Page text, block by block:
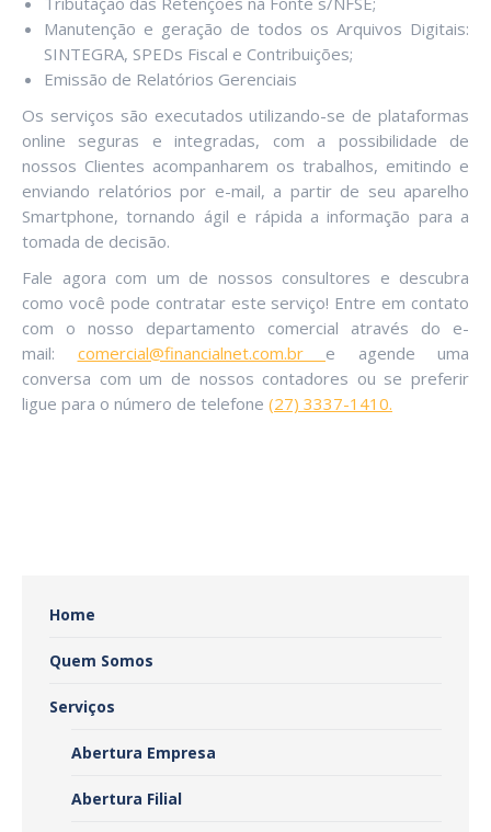
Manutenção e geração de todos os Arquivos Digitais:
SINTEGRA, SPEDs Fiscal e Contribuições;
Emissão de Relatórios Gerenciais
Os serviços são executados utilizando-se de plataformas
online seguras e integradas, com a possibilidade de
nossos Clientes acompanharem os trabalhos, emitindo e
enviando relatórios por e-mail, a partir de seu aparelho
Smartphone, tornando ágil e rápida a informação para a
tomada de decisão.
Fale agora com um de nossos consultores e descubra
como você pode contratar este serviço! Entre em contato
com o nosso departamento comercial através do e-
mail: comercial@financialnet.com.br e agende uma
conversa com um de nossos contadores ou se preferir
ligue para o número de telefone (27) 3337-1410.
Home
Quem Somos
Serviços
Abertura Empresa
Abertura Filial